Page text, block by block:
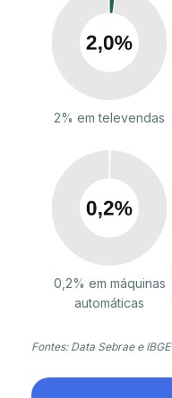
2% em televendas
0,2% em máquinas
automáticas
Fontes: Data Sebrae e IBGE